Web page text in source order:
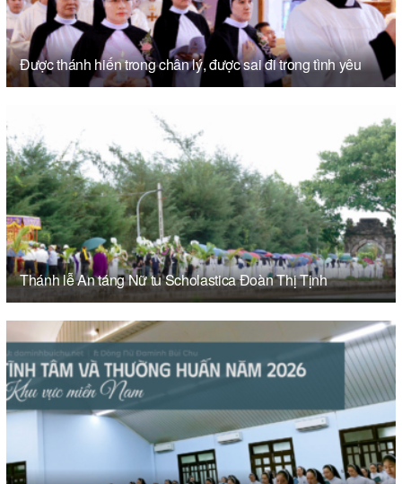
Được thánh hiến trong chân lý, được sai đi trong tình yêu
Thánh lễ An táng Nữ tu Scholastica Đoàn Thị Tịnh